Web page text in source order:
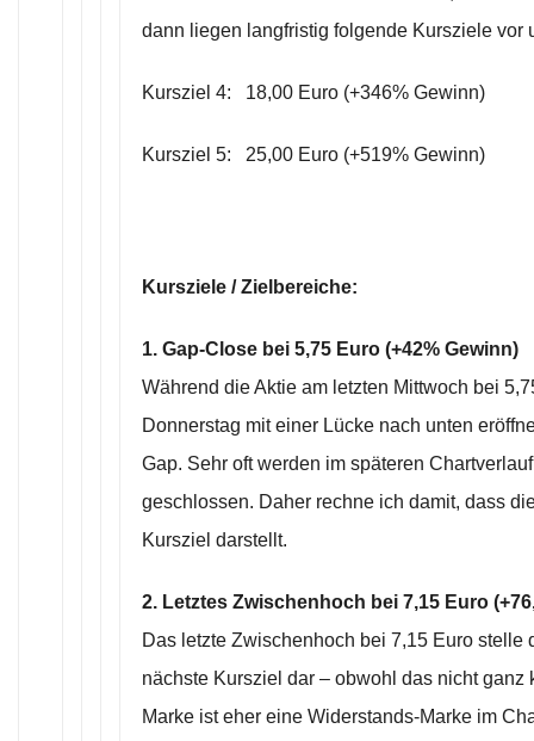
dann liegen langfristig folgende Kursziele vor
Kursziel 4: 18,00 Euro (+346% Gewinn)
Kursziel 5: 25,00 Euro (+519% Gewinn)
Kursziele / Zielbereiche:
1. Gap-Close bei 5,75 Euro (+42% Gewinn)
Während die Aktie am letzten Mittwoch bei
Donnerstag mit einer Lücke nach unten
Gap. Sehr oft werden im späteren
geschlossen. Daher rechne ich damit, dass
Kursziel darstellt.
2. Letztes Zwischenhoch bei 7,15 Euro
Das letzte Zwischenhoch bei 7,15 Euro stelle
nächste Kursziel dar – obwohl das nicht ganz
Marke ist eher eine Widerstands-Marke im